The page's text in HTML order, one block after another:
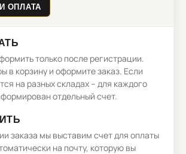
ОПЛАТА
только после регистрации.
в корзину и оформите заказ. Если
на разных складах – для каждого
отдельный счет.
заказа мы выставим счет для оплаты
на почту, которую вы